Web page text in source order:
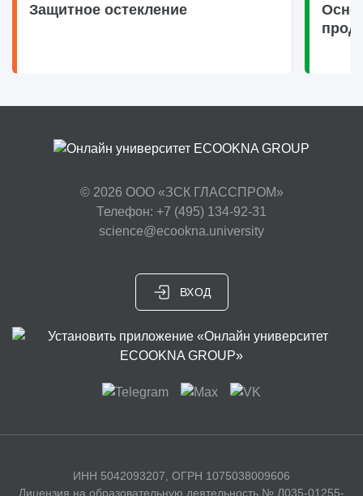
Защитное остекление
© 2026 ООО «ЗСК ГЛАССПРОМ»
Телефон: +7 (495) 134-92-31
science@ecookna.university
ВХОД
ИНН 5042093207, ОГРН 1075038009606
Лицензия на образовательную деятельность № Л035-01255-